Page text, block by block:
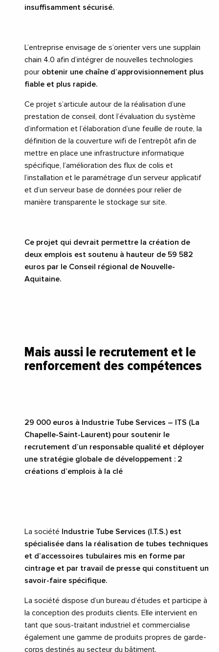
insuffisamment sécurisé.
L’entreprise envisage de s’orienter vers une supplain
chain 4.0 afin d’intégrer de nouvelles technologies
pour obtenir une chaîne d’approvisionnement plus
fiable et plus rapide.
Ce projet s’articule autour de la réalisation d’une
prestation de conseil, dont l’évaluation du système
d’information et l’élaboration d’une feuille de route, la
définition de la couverture wifi de l’entrepôt afin de
mettre en place une infrastructure informatique
spécifique, l’amélioration des flux de colis et
l’installation et le paramétrage d’un serveur applicatif
et d’un serveur base de données pour relier de
manière transparente le stockage sur site.
Ce projet qui devrait permettre la création de
deux emplois est soutenu à hauteur de 59 582
euros par le Conseil régional de Nouvelle-
Aquitaine.
Mais aussi le recrutement et le
renforcement des compétences
29 000 euros à Industrie Tube Services – ITS (La
Chapelle-Saint-Laurent) pour soutenir le
recrutement d’un responsable qualité et déployer
une stratégie globale de développement : 2
créations d’emplois à la clé
La société
Industrie Tube Services (I.T.S.) est
spécialisée dans la réalisation de tubes techniques
et d’accessoires tubulaires mis en forme par
cintrage et par travail de presse qui constituent un
savoir-faire spécifique.
La société dispose d’un bureau d’études et participe à
la conception des produits clients. Elle intervient en
tant que sous-traitant industriel et commercialise
également une gamme de produits propres de garde-
corps destinés au secteur du bâtiment.